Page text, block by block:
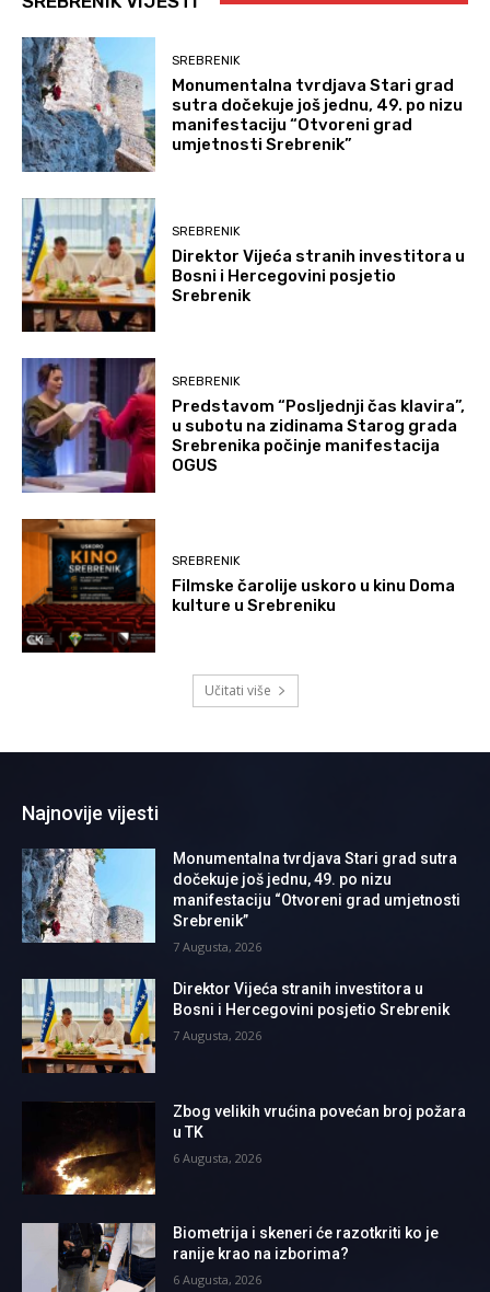
SREBRENIK
Monumentalna tvrdjava Stari grad
sutra dočekuje još jednu, 49. po nizu
manifestaciju “Otvoreni grad
umjetnosti Srebrenik”
SREBRENIK
Direktor Vijeća stranih investitora u
Bosni i Hercegovini posjetio
Srebrenik
SREBRENIK
Predstavom “Posljednji čas klavira”,
u subotu na zidinama Starog grada
Srebrenika počinje manifestacija
OGUS
SREBRENIK
Filmske čarolije uskoro u kinu Doma
kulture u Srebreniku
Učitati više
Najnovije vijesti
Monumentalna tvrdjava Stari grad sutra
dočekuje još jednu, 49. po nizu
manifestaciju “Otvoreni grad umjetnosti
Srebrenik”
7 Augusta, 2026
Direktor Vijeća stranih investitora u
Bosni i Hercegovini posjetio Srebrenik
7 Augusta, 2026
Zbog velikih vrućina povećan broj požara
u TK
6 Augusta, 2026
Biometrija i skeneri će razotkriti ko je
ranije krao na izborima?
6 Augusta, 2026